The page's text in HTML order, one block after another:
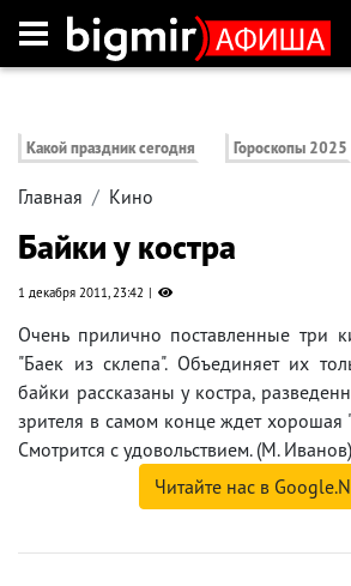
Какой праздник сегодня Гороскопы 2025
Главная Кино
Байки у костра
1 декабря 2011, 23:42
Очень прилично поставленные три
"Баек из склепа". Объединяет их
байки рассказаны у костра,
зрителя в самом конце ждет хорошая
Смотрится с удовольствием. (М. Иванов)
Читайте нас в